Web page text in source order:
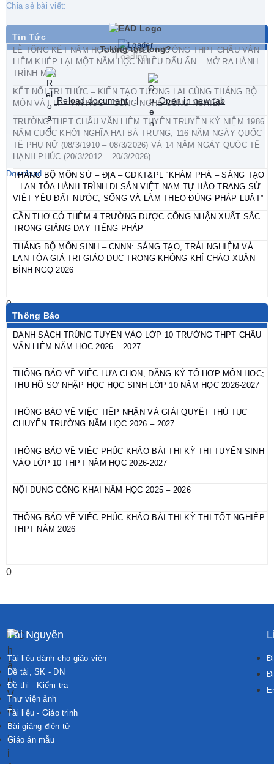
Loading...
Taking too long?
Reload document | Open in new tab
Download
Chia sẻ bài viết:
Tin Tức
LỄ TỔNG KẾT NĂM HỌC 2025–2026 TRƯỜNG THPT CHÂU VĂN
LIÊM KHÉP LẠI MỘT NĂM HỌC NHIỀU DẤU ẤN – MỞ RA HÀNH
TRÌNH MỚI
KẾT NỐI TRI THỨC – KIẾN TẠO TƯƠNG LAI CÙNG THÁNG BỘ
MÔN VẬT LÍ – TIN HỌC – CÔNG NGHỆ CÔNG NGHIỆP
TRƯỜNG THPT CHÂU VĂN LIÊM TUYÊN TRUYỀN KỶ NIỆM 1986
NĂM CUỘC KHỞI NGHĨA HAI BÀ TRƯNG, 116 NĂM NGÀY QUỐC
TẾ PHỤ NỮ (08/3/1910 – 08/3/2026) VÀ 14 NĂM NGÀY QUỐC TẾ
HẠNH PHÚC (20/3/2012 – 20/3/2026)
THÁNG BỘ MÔN SỬ – ĐỊA – GDKT&PL “KHÁM PHÁ – SÁNG TẠO
– LAN TỎA HÀNH TRÌNH DI SẢN VIỆT NAM TỰ HÀO TRANG SỬ
VIỆT YÊU ĐẤT NƯỚC, SỐNG VÀ LÀM THEO ĐÚNG PHÁP LUẬT”
CẦN THƠ CÓ THÊM 4 TRƯỜNG ĐƯỢC CÔNG NHẬN XUẤT SẮC
TRONG GIẢNG DẠY TIẾNG PHÁP
THÁNG BỘ MÔN SINH – CNNN: SÁNG TẠO, TRẢI NGHIỆM VÀ
LAN TỎA GIÁ TRỊ GIÁO DỤC TRONG KHÔNG KHÍ CHÀO XUÂN
BÍNH NGỌ 2026
Thông Báo
DANH SÁCH TRÚNG TUYỂN VÀO LỚP 10 TRƯỜNG THPT CHÂU
VĂN LIÊM NĂM HỌC 2026 – 2027
THÔNG BÁO VỀ VIỆC LỰA CHỌN, ĐĂNG KÝ TỔ HỢP MÔN HỌC;
THU HỒ SƠ NHẬP HỌC HỌC SINH LỚP 10 NĂM HỌC 2026-2027
THÔNG BÁO VỀ VIỆC TIẾP NHẬN VÀ GIẢI QUYẾT THỦ TỤC
CHUYỂN TRƯỜNG NĂM HỌC 2026 – 2027
THÔNG BÁO VỀ VIỆC PHÚC KHẢO BÀI THI KỲ THI TUYỂN SINH
VÀO LỚP 10 THPT NĂM HỌC 2026-2027
NỘI DUNG CÔNG KHAI NĂM HỌC 2025 – 2026
THÔNG BÁO VỀ VIỆC PHÚC KHẢO BÀI THI KỲ THI TỐT NGHIỆP
THPT NĂM 2026
Tài Nguyên
Tài liệu dành cho giáo viên
Đề tài, SK - DN
Đề thi - Kiểm tra
Thư viện ảnh
Tài liệu - Giáo trinh
Bài giảng điện tử
Giáo án mẫu